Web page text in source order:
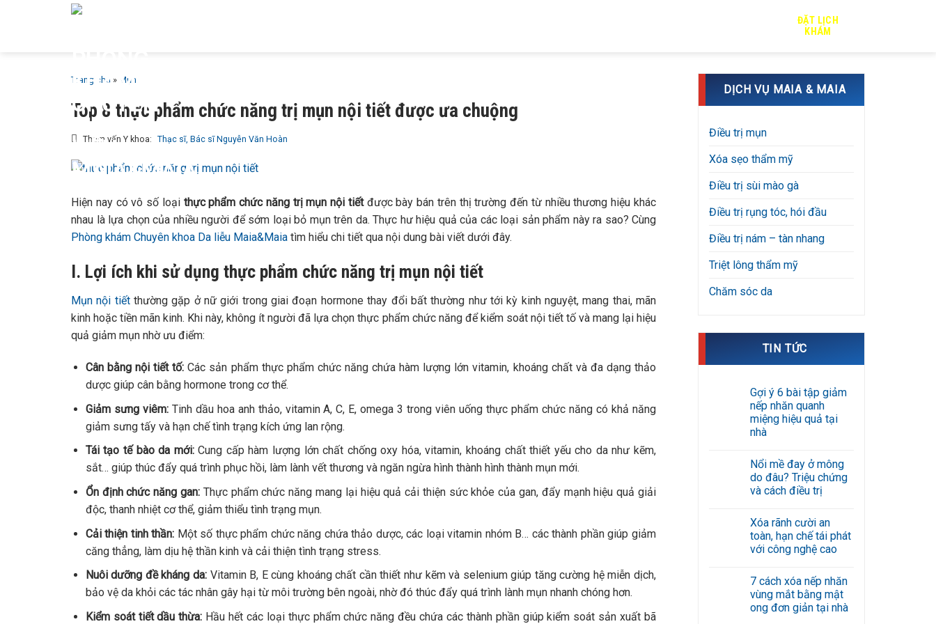
ĐẶT LỊCH
KHÁM
Trang chủ » Mụn
Top 8 thực phẩm chức năng trị mụn nội tiết được ưa chuộng
Tham vấn Y khoa: Thạc sĩ, Bác sĩ Nguyễn Văn Hoàn
Hiện nay có vô số loại thực phẩm chức năng trị mụn nội tiếtđược bày bán trên thị trường đến từ nhiều thương hiệu khác
nhau là lựa chọn của nhiều người để sớm loại bỏ mụn trên da. Thực hư hiệu quả của các loại sản phẩm này ra sao? Cùng
Phòng khám Chuyên khoa Da liễu Maia&Maia tìm hiểu chi tiết qua nội dung bài viết dưới đây.
I. Lợi ích khi sử dụng thực phẩm chức năng trị mụn nội tiết
Mụn nội tiếtthường gặp ở nữ giới trong giai đoạn hormone thay đổi bất thường như tới kỳ kinh nguyệt, mang thai, mãn
kinh hoặc tiền mãn kinh. Khi này, không ít người đã lựa chọn thực phẩm chức năng để kiểm soát nội tiết tố và mang lại hiệu
quả giảm mụn nhờ ưu điểm:
Cân bằng nội tiết tố: Các sản phẩm thực phẩm chức năng chứa hàm lượng lớn vitamin, khoáng chất và đa dạng thảo
dược giúp cân bằng hormone trong cơ thể.
Giảm sưng viêm:Tinh dầu hoa anh thảo, vitamin A, C, E, omega 3 trong viên uống thực phẩm chức năng có khả năng
giảm sưng tấy và hạn chế tình trạng kích ứng lan rộng.
Tái tạo tế bào da mới:Cung cấp hàm lượng lớn chất chống oxy hóa, vitamin, khoáng chất thiết yếu cho da như kẽm,
sắt… giúp thúc đẩy quá trình phục hồi, làm lành vết thương và ngăn ngừa hình thành hình thành mụn mới.
Ổn định chức năng gan:Thực phẩm chức năng mang lại hiệu quả cải thiện sức khỏe của gan, đẩy mạnh hiệu quả giải
độc, thanh nhiệt cơ thể, giảm thiểu tình trạng mụn.
Cải thiện tinh thần: Một số thực phẩm chức năng chứa thảo dược, các loại vitamin nhóm B… các thành phần giúp giảm
căng thẳng, làm dịu hệ thần kinh và cải thiện tình trạng stress.
Nuôi dưỡng đề kháng da: Vitamin B, E cùng khoáng chất cần thiết như kẽm và selenium giúp tăng cường hệ miễn dịch,
bảo vệ da khỏi các tác nhân gây hại từ môi trường bên ngoài, nhờ đó thúc đẩy quá trình lành mụn nhanh chóng hơn.
Kiểm soát tiết dầu thừa: Hầu hết các loại thực phẩm chức năng đều chứa các thành phần giúp kiểm soát sản xuất bã
DỊCH VỤ MAIA & MAIA
Điều trị mụn
Xóa sẹo thẩm mỹ
Điều trị sùi mào gà
Điều trị rụng tóc, hói đầu
Điều trị nám – tàn nhang
Triệt lông thẩm mỹ
Chăm sóc da
TIN TỨC
Gợi ý 6 bài tập giảm
nếp nhăn quanh
miệng hiệu quả tại
nhà
bình
luận
ở
Gợi
bài
tập
giảm
nếp
nhăn
hiệu
quả
tại
nhà
Nổi mề đay ở mông
do đâu? Triệu chứng
và cách điều trị
bình
luận
ở
Nổi
ở
mông
do
đâu?
Triệu
Xóa rãnh cười an
toàn, hạn chế tái phát
với công nghệ cao
bình
luận
ở
Xóa
7 cách xóa nếp nhăn
vùng mắt bằng mật
ong đơn giản tại nhà